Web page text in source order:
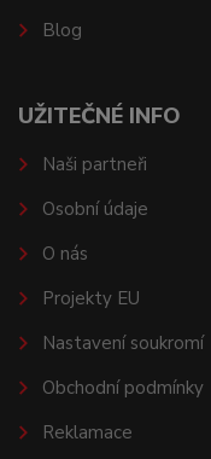
Blog
UŽITEČNÉ INFO
Naši partneři
Osobní údaje
O nás
Projekty EU
Nastavení soukromí
Obchodní podmínky
Reklamace